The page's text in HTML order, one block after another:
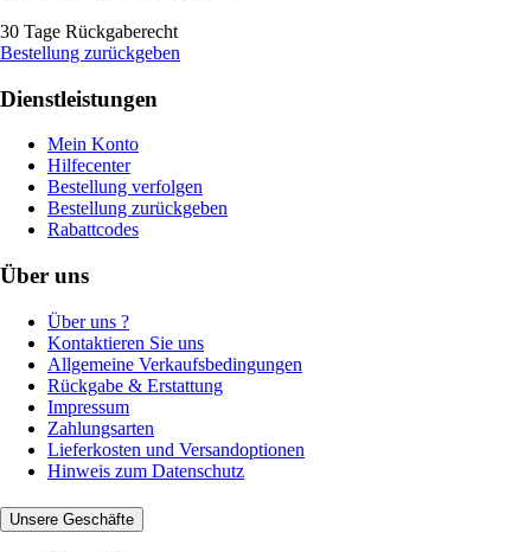
30 Tage Rückgaberecht
Bestellung zurückgeben
Dienstleistungen
Mein Konto
Hilfecenter
Bestellung verfolgen
Bestellung zurückgeben
Rabattcodes
Über uns
Über uns ?
Kontaktieren Sie uns
Allgemeine Verkaufsbedingungen
Rückgabe & Erstattung
Impressum
Zahlungsarten
Lieferkosten und Versandoptionen
Hinweis zum Datenschutz
Unsere Geschäfte